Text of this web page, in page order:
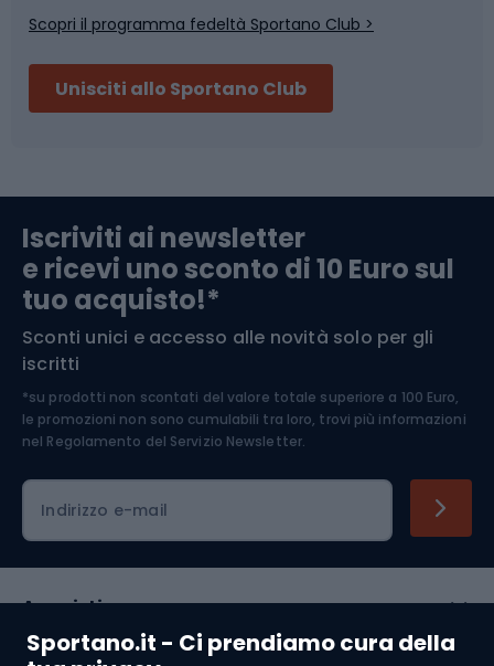
Sportano.it - Ci prendiamo cura della
Abbigliamento da escursionismo
Componenti per biciclette
Arrampicata
Medicina dello sport
Abbigliamento ciclistico
Scopri il programma fedeltà Sportano Club >
Unisciti allo Sportano Club
Iscriviti ai newsletter
e ricevi uno sconto di 10 Euro sul
tuo acquisto!*
Sconti unici e accesso alle novità solo per gli
iscritti
*su prodotti non scontati del valore totale superiore a 100 Euro,
le promozioni non sono cumulabili tra loro, trovi più informazioni
nel Regolamento del Servizio Newsletter.
Indirizzo e-mail
Acquisti